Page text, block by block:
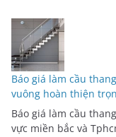
Báo giá làm cầu
vuông hoàn thiện
Báo giá làm cầu
vực miền bắc và